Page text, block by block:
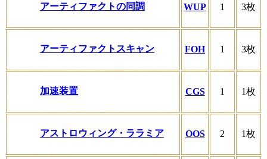
アーティファクトの同調 WUP 1 3枚
アーティファクトスキャン FOH 1 3枚
加速装置 CGS 1 1枚
アストロウィング・ララミア OOS 2 1枚